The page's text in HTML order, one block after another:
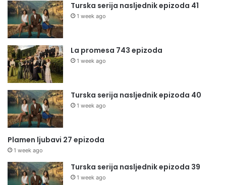
Turska serija nasljednik epizoda 41
1 week ago
La promesa 743 epizoda
1 week ago
Turska serija nasljednik epizoda 40
1 week ago
Plamen ljubavi 27 epizoda
1 week ago
Turska serija nasljednik epizoda 39
1 week ago